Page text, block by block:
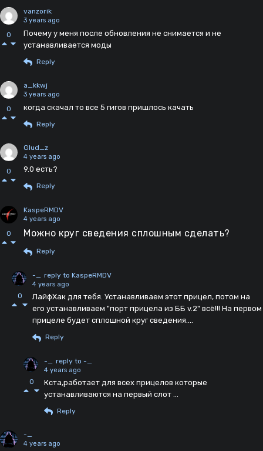
0
vanzorik
3 years ago
Почему у меня после обновления не снимается и не
устанавливается моды
Reply
0
a_kkwj
3 years ago
когда скачал то все 5 гигов пришлось качать
Reply
0
Glud_z
4 years ago
9.0 есть?
Reply
0
KaspeRMDV
4 years ago
Можно круг сведения сплошным сделать?
Reply
0
-_ reply to KaspeRMDV
4 years ago
ЛайфХак для тебя. Устанавливаем этот прицел, потом на
его устанавливаем "порт прицела из ББ v.2" всё!!! На первом
прицеле будет сплошной круг сведения....
Reply
0
-_ reply to -_
4 years ago
Кста,работает для всех прицелов которые
устанавливаются на первый слот ...
Reply
-_
4 years ago